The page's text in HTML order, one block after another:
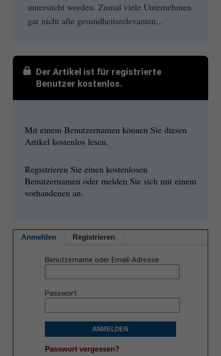
untersucht worden. Zumal viele Unternehmen
gar nicht alle gesundheitsrelevanten...
Der Artikel ist für registrierte
Benutzer kostenlos.
Mit einem Benutzernamen können Sie diesen
Artikel kostenlos lesen.
Registrieren Sie einen kostenlosen
Benutzernamen oder melden Sie sich mit einem
vorhandenen an.
Anmelden Registrieren
Benutzername oder Email-Adresse
Passwort
ANMELDEN
Passwort vergessen?